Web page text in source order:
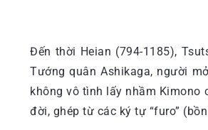
Đến thời Heian (794-1185),
Tướng quân Ashikaga, người
không vô tình lấy nhầm
đời, ghép từ các ký tự “furo”